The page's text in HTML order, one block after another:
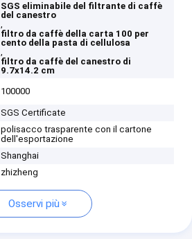
SGS eliminabile del filtrante di caffè
del canestro
,
filtro da caffè della carta 100 per
cento della pasta di cellulosa
,
filtro da caffè del canestro di
9.7x14.2 cm
100000
SGS Certificate
polisacco trasparente con il cartone
dell'esportazione
Shanghai
zhizheng
Osservi più